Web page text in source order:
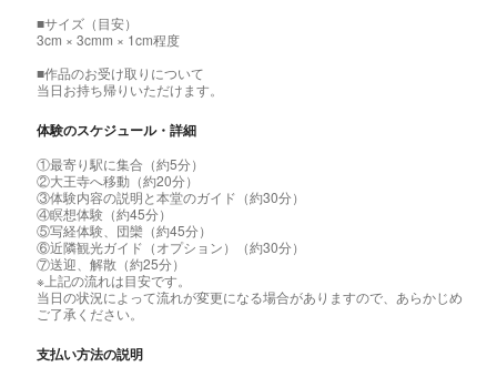
■サイズ（目安）
3cm × 3cmm × 1cm程度
■作品のお受け取りについて
当日お持ち帰りいただけます。
体験のスケジュール・詳細
①最寄り駅に集合（約5分）
②大王寺へ移動（約20分）
③体験内容の説明と本堂のガイド（約30分）
④瞑想体験（約45分）
⑤写経体験、団欒（約45分）
⑥近隣観光ガイド（オプション）（約30分）
⑦送迎、解散（約25分）
※上記の流れは目安です。
当日の状況によって流れが変更になる場合がありますので、あらかじめ
ご了承ください。
支払い方法の説明